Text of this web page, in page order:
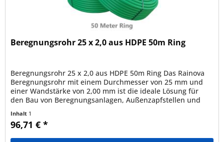
Beregnungsrohr 25 x 2,0 aus HDPE 50m Ring
Beregnungsrohr 25 x 2,0 aus HDPE 50m Ring Das Rainova
Beregnungsrohr mit einem Durchmesser von 25 mm und
einer Wandstärke von 2,00 mm ist die ideale Lösung für
den Bau von Beregnungsanlagen, Außenzapfstellen und
Inhalt 1
96,71 € *